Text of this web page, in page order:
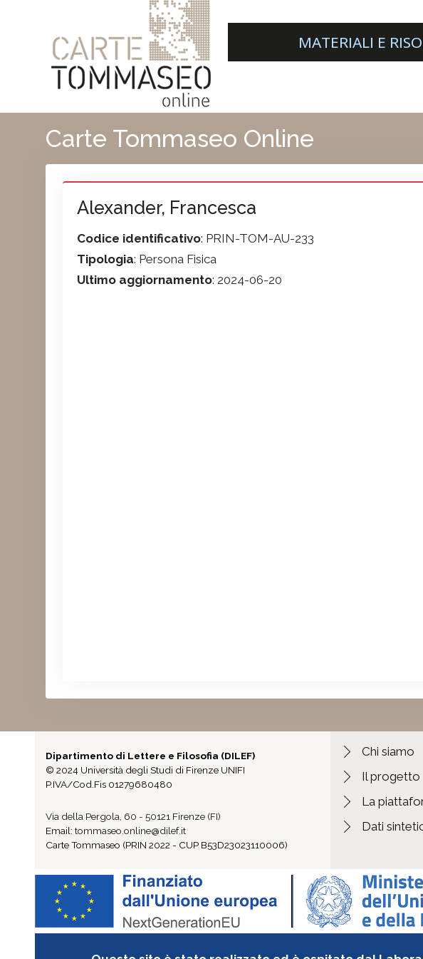
MATERIALI E
Carte Tommaseo Online
Alexander, Francesca
Codice identificativo: PRIN-TOM-AU-233
Tipologia: Persona Fisica
Ultimo aggiornamento: 2024-06-20
Dipartimento di Lettere e Filosofia (DILEF)
© 2024 Università degli Studi di Firenze UNIFI
P.IVA/Cod.Fis 01279680480
Via della Pergola, 60 - 50121 Firenze (FI)
Email: tommaseo.online@dilef.it
Carte Tommaseo (PRIN 2022 - CUP B53D23023110006)
Chi siamo
Il progetto
La
Dati